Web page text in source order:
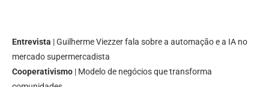
Entrevista | Guilherme Viezzer fala sobre a automação e a IA no
mercado supermercadista
Cooperativismo | Modelo de negócios que transforma